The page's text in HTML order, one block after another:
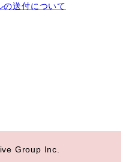
の送付について
Group Inc.